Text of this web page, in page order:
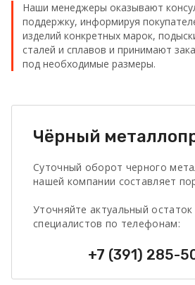
Наши менеджеры оказывают
поддержку, информируя
изделий конкретных марок,
сталей и сплавов и принимают
под необходимые размеры.
Чёрный
Суточный оборот черного
нашей компании составляет
Уточняйте актуальный
специалистов по телефонам:
+7 (391) 285-